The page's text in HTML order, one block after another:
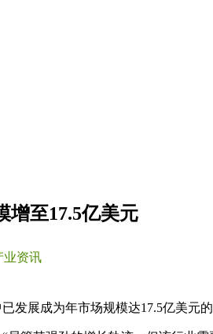
增至17.5亿美元
业资讯
发展成为年市场规模达17.5亿美元